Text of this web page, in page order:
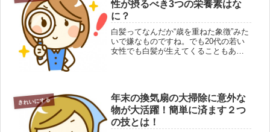
こ...
性が摂るべき3つの栄養素はな
に？
白髪ってなんだか“歳を重ねた象徴”みた
いで嫌なものですね。でも20代の若い
女性でも白髪が生えてくることもある
きれいにする
年末の換気扇の大掃除に意外な
物が大活躍！簡単に済ます２つ
の技とは！